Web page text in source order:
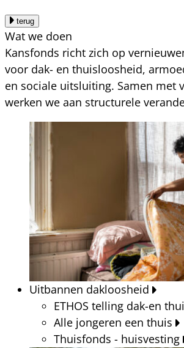
terug
Wat we doen
Kansfonds richt zich op
voor dak- en thuisloosheid,
en sociale uitsluiting. Samen met
werken we aan structurele
Uitbannen dakloosheid
ETHOS telling dak-en
Alle jongeren een thuis
Thuisfonds - huisvesting